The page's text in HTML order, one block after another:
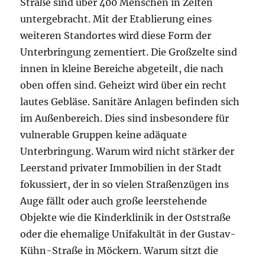
untergebracht. Mit der Etablierung eines
weiteren Standortes wird diese Form der
Unterbringung zementiert. Die Großzelte sind
innen in kleine Bereiche abgeteilt, die nach
oben offen sind. Geheizt wird über ein recht
lautes Gebläse. Sanitäre Anlagen befinden sich
im Außenbereich. Dies sind insbesondere für
vulnerable Gruppen keine adäquate
Unterbringung. Warum wird nicht stärker der
Leerstand privater Immobilien in der Stadt
fokussiert, der in so vielen Straßenzügen ins
Auge fällt oder auch große leerstehende
Objekte wie die Kinderklinik in der Oststraße
oder die ehemalige Unifakultät in der Gustav-
Kühn-Straße in Möckern. Warum sitzt die